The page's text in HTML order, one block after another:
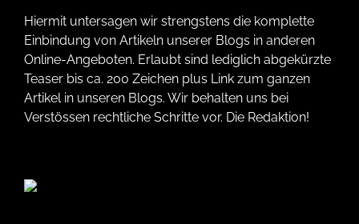
Hiermit untersagen wir strengstens die komplette
Einbindung von Artikeln unserer Blogs in anderen
Online-Angeboten. Erlaubt sind lediglich abgekürzte
Teaser bis ca. 200 Zeichen plus Link zum ganzen
Artikel in unseren Blogs. Wir behalten uns bei
Verstössen rechtliche Schritte vor. Die Redaktion!